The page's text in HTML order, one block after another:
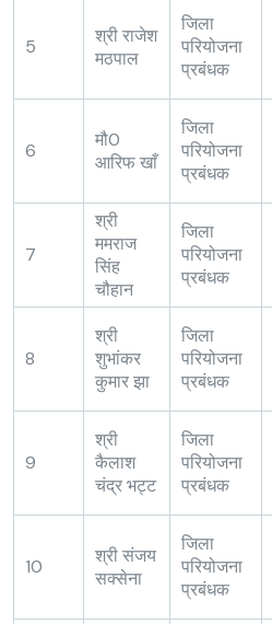
5
श्री राजेश
मठपाल
जिला
परियोजना
प्रबंधक
6
मौ0
आरिफ खाँ
जिला
परियोजना
प्रबंधक
7
श्री
ममराज
सिंह
चौहान
जिला
परियोजना
प्रबंधक
8
श्री
शुभांकर
कुमार झा
जिला
परियोजना
प्रबंधक
9
श्री
कैलाश
चंद्र भट्ट
जिला
परियोजना
प्रबंधक
10
श्री संजय
सक्सेना
जिला
परियोजना
प्रबंधक